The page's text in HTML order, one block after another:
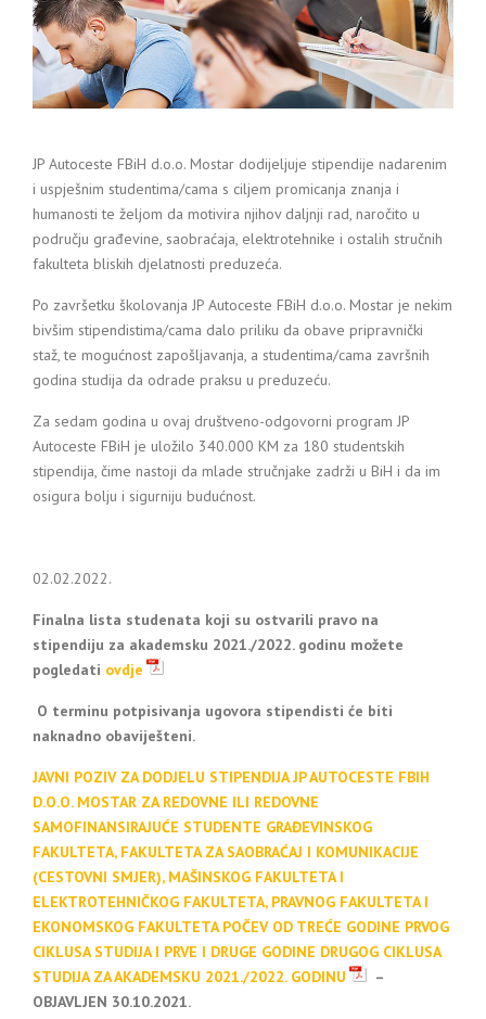
JP Autoceste FBiH d.o.o. Mostar dodijeljuje stipendije nadarenim
i uspješnim studentima/cama s ciljem promicanja znanja i
humanosti te željom da motivira njihov daljnji rad, naročito u
području građevine, saobraćaja, elektrotehnike i ostalih stručnih
fakulteta bliskih djelatnosti preduzeća.
Po završetku školovanja JP Autoceste FBiH d.o.o. Mostar je nekim
bivšim stipendistima/cama dalo priliku da obave pripravnički
staž, te mogućnost zapošljavanja, a studentima/cama završnih
godina studija da odrade praksu u preduzeću.
Za sedam godina u ovaj društveno-odgovorni program JP
Autoceste FBiH je uložilo 340.000 KM za 180 studentskih
stipendija, čime nastoji da mlade stručnjake zadrži u BiH i da im
osigura bolju i sigurniju budućnost.
02.02.2022.
Finalna lista studenata koji su ostvarili pravo na
stipendiju za akademsku 2021./2022. godinu možete
pogledati ovdje
O terminu potpisivanja ugovora stipendisti će biti
naknadno obaviješteni.
JAVNI POZIV ZA DODJELU STIPENDIJA JP AUTOCESTE FBIH
D.O.O. MOSTAR ZA REDOVNE ILI REDOVNE
SAMOFINANSIRAJUĆE STUDENTE GRAĐEVINSKOG
FAKULTETA, FAKULTETA ZA SAOBRAĆAJ I KOMUNIKACIJE
(CESTOVNI SMJER), MAŠINSKOG FAKULTETA I
ELEKTROTEHNIČKOG FAKULTETA, PRAVNOG FAKULTETA I
EKONOMSKOG FAKULTETA POČEV OD TREĆE GODINE PRVOG
CIKLUSA STUDIJA I PRVE I DRUGE GODINE DRUGOG CIKLUSA
STUDIJA ZA AKADEMSKU 2021./2022. GODINU
–
OBJAVLJEN 30.10.2021.